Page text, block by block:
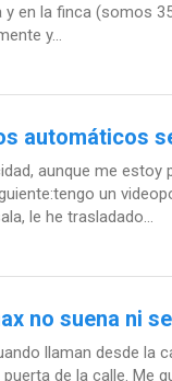
en la finca (somos
y...
automáticos
aunque me
un
le he trasladado...
no suena ni
llaman desde la
de la calle. Me